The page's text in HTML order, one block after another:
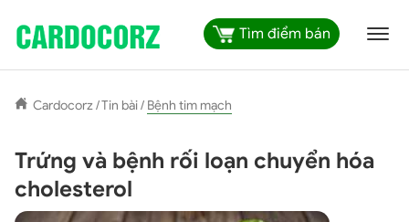
Tìm điểm bán
Cardocorz/Tin bài/ Bệnh tim mạch
Trứng và bệnh rối loạn chuyển hóa
cholesterol